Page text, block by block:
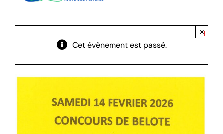
Vivre & Habiter
Loisirs & Découvertes
Cet évènement est passé.
×